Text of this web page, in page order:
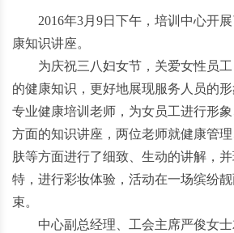
2016年3月9日下午，培训中心开
康知识讲座。
为庆祝三八妇女节，关爱女性员
的健康知识，更好地展现服务人员的
专业健康培训老师，为女员工进行形
方面的知识讲座，两位老师就健康管
肤等方面进行了细致、生动的讲解，
特，进行彩妆体验，活动在一场缤纷
束。
中心副总经理、工会主席严俊女士